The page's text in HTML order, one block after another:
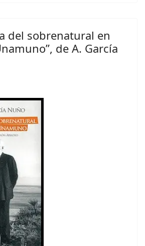
del sobrenatural en
de A. García